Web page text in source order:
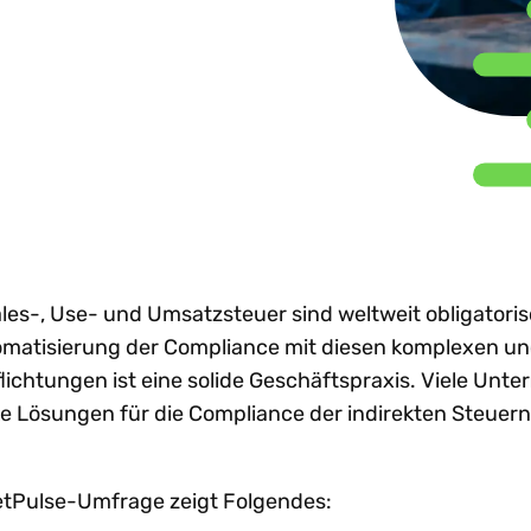
Steuertrends
Technologie-
treiben
in ganz
, Use- und Umsatzsteuer sind weltweit
der Compliance mit diesen komplexen
ist eine solide Geschäftspraxis. Viele
Lösungen für die Compliance der indirekten
Umfrage zeigt Folgendes: